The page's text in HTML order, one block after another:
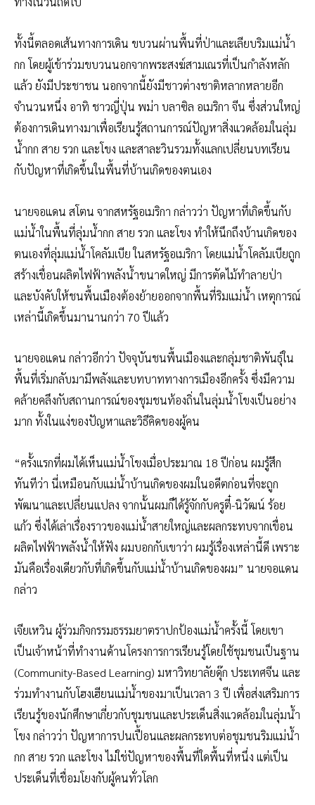
ทั้งนี้ตลอดเส้นทางการเดิน ขบวนผ่านพื้นที่ป่าและเลียบริมแม่น้ำ
กก โดยผู้เข้าร่วมขบวนนอกจากพระสงฆ์สามเณรที่เป็นกำลังหลัก
แล้ว ยังมีประชาชน นอกจากนี้ยังมีชาวต่างชาติหลากหลายอีก
จำนวนหนึ่ง อาทิ ชาวญี่ปุ่น พม่า บลาซิล อเมริกา จีน ซึ่งส่วนใหญ่
ต้องการเดินทางมาเพื่อเรียนรู้สถานการณ์ปัญหาสิ่งแวดล้อมในลุ่ม
น้ำกก สาย รวก และโขง และสาละวินรวมทั้งแลกเปลี่ยนบทเรียน
กับปัญหาที่เกิดขึ้นในพื้นที่บ้านเกิดของตนเอง
นายจอแดน สโตน จากสหรัฐอเมริกา กล่าวว่า ปัญหาที่เกิดขึ้นกับ
แม่น้ำในพื้นที่ลุ่มน้ำกก สาย รวก และโขง ทำให้นึกถึงบ้านเกิดของ
ตนเองที่ลุ่มแม่น้ำโคลัมเบีย ในสหรัฐอเมริกา โดยแม่น้ำโคลัมเบียถูก
สร้างเขื่อนผลิตไฟฟ้าพลังน้ำขนาดใหญ่ มีการตัดไม้ทำลายป่า
และบังคับให้ชนพื้นเมืองต้องย้ายออกจากพื้นที่ริมแม่น้ำ เหตุการณ์
เหล่านี้เกิดขึ้นมานานกว่า 70 ปีแล้ว
นายจอแดน กล่าวอีกว่า ปัจจุบันชนพื้นเมืองและกลุ่มชาติพันธุ์ใน
พื้นที่เริ่มกลับมามีพลังและบทบาททางการเมืองอีกครั้ง ซึ่งมีความ
คล้ายคลึงกับสถานการณ์ของชุมชนท้องถิ่นในลุ่มน้ำโขงเป็นอย่าง
มาก ทั้งในแง่ของปัญหาและวิธีคิดของผู้คน
“ครั้งแรกที่ผมได้เห็นแม่น้ำโขงเมื่อประมาณ 18 ปีก่อน ผมรู้สึก
ทันทีว่า นี่เหมือนกับแม่น้ำบ้านเกิดของผมในอดีตก่อนที่จะถูก
พัฒนาและเปลี่ยนแปลง จากนั้นผมก็ได้รู้จักกับครูตี๋-นิวัฒน์ ร้อย
แก้ว ซึ่งได้เล่าเรื่องราวของแม่น้ำสายใหญ่และผลกระทบจากเขื่อน
ผลิตไฟฟ้าพลังน้ำให้ฟัง ผมบอกกับเขาว่า ผมรู้เรื่องเหล่านี้ดี เพราะ
มันคือเรื่องเดียวกับที่เกิดขึ้นกับแม่น้ำบ้านเกิดของผม” นายจอแดน
กล่าว
เจียเหวิน ผู้ร่วมกิจกรรมธรรมยาตราปกป้องแม่น้ำครั้งนี้ โดยเขา
เป็นเจ้าหน้าที่ทำงานด้านโครงการการเรียนรู้โดยใช้ชุมชนเป็นฐาน
(Community-Based Learning) มหาวิทยาลัยดุ๊ก ประเทศจีน และ
ร่วมทำงานกับโฮงเฮียนแม่น้ำของมาเป็นเวลา 3 ปี เพื่อส่งเสริมการ
เรียนรู้ของนักศึกษาเกี่ยวกับชุมชนและประเด็นสิ่งแวดล้อมในลุ่มน้ำ
โขง กล่าวว่า ปัญหาการปนเปื้อนและผลกระทบต่อชุมชนริมแม่น้ำ
กก สาย รวก และโขง ไม่ใช่ปัญหาของพื้นที่ใดพื้นที่หนึ่ง แต่เป็น
ประเด็นที่เชื่อมโยงกับผู้คนทั่วโลก